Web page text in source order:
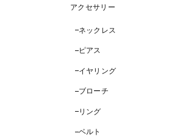
アクセサリー
ネックレス
ピアス
イヤリング
ブローチ
リング
ベルト